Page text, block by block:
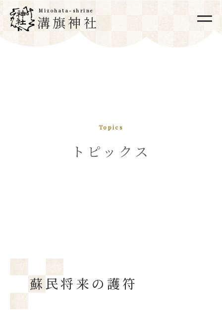
Mizohata-shrine
溝旗神社
トピックス
Topics
蘇民将来の護符